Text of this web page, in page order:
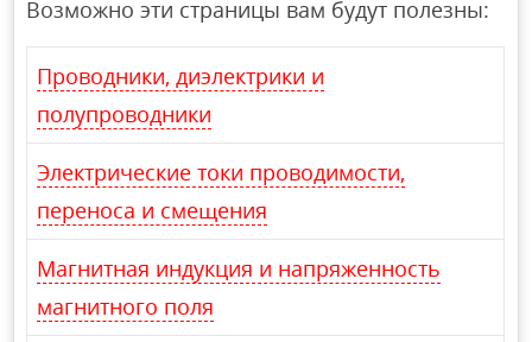
Возможно эти страницы вам будут полезны:
Проводники, диэлектрики и
полупроводники
Электрические токи проводимости,
переноса и смещения
Магнитная индукция и напряженность
магнитного поля